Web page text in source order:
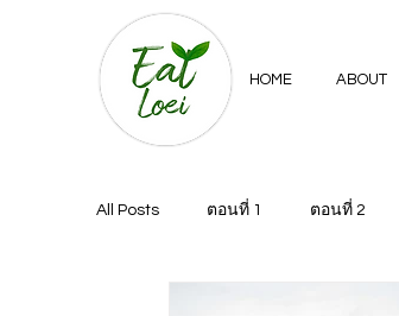
HOME ABOUT
All Posts ตอนที่ 1 ตอนที่ 2